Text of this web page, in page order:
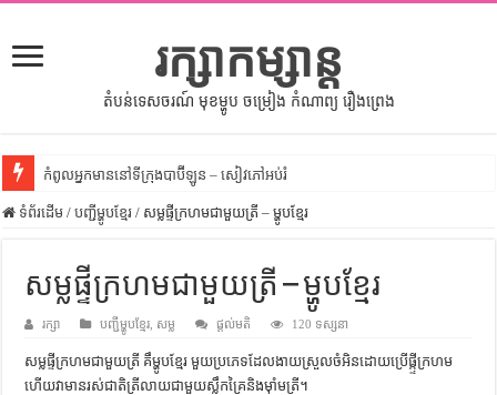
រក្សាកម្សាន្ត
តំបន់ទេសចរណ៍ មុខម្ហូប ចម្រៀង កំណាព្យ រឿងព្រេង
កំពូលអ្នកមាននៅទីក្រុងបាប៊ីឡូន – សៀវភៅអប់រំ
សីលធម៌នៅក្នុងសង្គមខ្មែរ – សៀវភៅចំណេះដឹងទូទៅ
ទំលៀមទម្លាប់ប្រពៃណីជនជាតិចិន – សៀវភៅចំណេះដឹងទូទៅ
ដើមកំណើតអង្គរ – សៀវភៅចំណេះដឹងទូទៅ
ដើមកំណើតជនជាតិខ្មែរ – អត្ថបទស្រាវជ្រាវ
ទំព័រដើម / បញ្ជីម្ហូបខ្មែរ / សម្លផ្ទីក្រហមជាមួយត្រី – ម្ហូបខ្មែរ
សម្លផ្ទីក្រហមជាមួយត្រី – ម្ហូបខ្មែរ
រក្សា បញ្ជីម្ហូបខ្មែរ សម្ល ផ្តល់មតិ 120 ទស្សនា
សម្លផ្ទីក្រហមជាមួយត្រី គឹម្ហូបខ្មែរ មួយប្រភេទដែលងាយស្រួលចំអិនដោយប្រើផ្ក្ទីក្រហម
ហើយវាមានរស់ជាតិត្រីលាយជាមួយស្លឹកគ្រៃនិងម៉ាំមត្រី។